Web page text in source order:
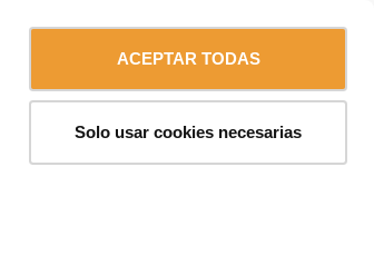
ACEPTAR TODAS
Solo usar cookies necesarias